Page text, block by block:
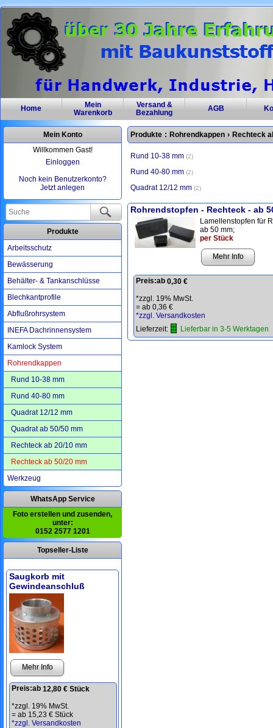
Home
Mein
Warenkorb
Versand &
Bezahlung
AGB
Mein Konto
Willkommen Gast!
Einloggen
Noch kein Benutzerkonto?
Jetzt anlegen
Produkte
Arbeitsschutz
Bewässerung
Behälter- & Tankanschlüsse
Blechkantprofile
Abflußrohrsystem
INEFA Dachrinnensystem
Kamlock System
Rohrendkappen
Rund 10-38 mm
Rund 40-80 mm
Quadrat 12/12 mm
Quadrat ab 50/50 mm
Rechteck ab 20/10 mm
Rechteck ab 50/20 mm
Werkzeug
WhatsApp Service
Foto erstellen und zusenden,
unter:
0152 2577 1201
Topseller-Liste
Saugkorb mit
Gewindeanschluß
Mehr Info
Preis:ab 12,80 € Stück
*zzgl. 19% MwSt.
= ab 15,23 € Stück
*zzgl. Versandkosten
Produkte : Rohrendkappen › Rechteck
Rund 10-38 mm 2
Rund 40-80 mm 2
Quadrat 12/12 mm 2
Rohrendstopfen - Rechteck - ab
Lamellenstopfen für
ab 50 mm;
per Stück
Mehr Info
Preis:ab0,30 €
*zzgl. 19% MwSt.
=ab 0,36 €
*zzgl. Versandkosten
Lieferzeit:
Lieferbar in 3-5 Werktagen